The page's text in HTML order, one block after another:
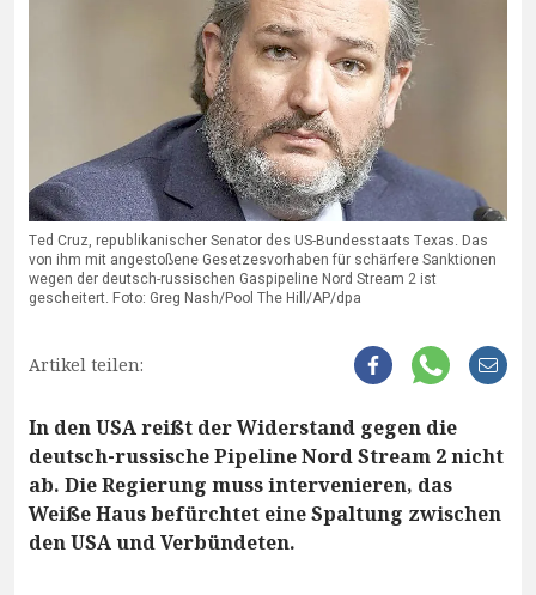
Ted Cruz, republikanischer Senator des US-Bundesstaats Texas. Das
von ihm mit angestoßene Gesetzesvorhaben für schärfere Sanktionen
wegen der deutsch-russischen Gaspipeline Nord Stream 2 ist
gescheitert. Foto: Greg Nash/Pool The Hill/AP/dpa
Artikel teilen:
In den USA reißt der Widerstand gegen die
deutsch-russische Pipeline Nord Stream 2 nicht
ab. Die Regierung muss intervenieren, das
Weiße Haus befürchtet eine Spaltung zwischen
den USA und Verbündeten.